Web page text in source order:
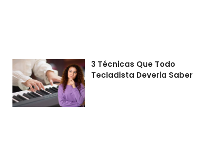
3 Técnicas Que Todo
Tecladista Deveria Saber